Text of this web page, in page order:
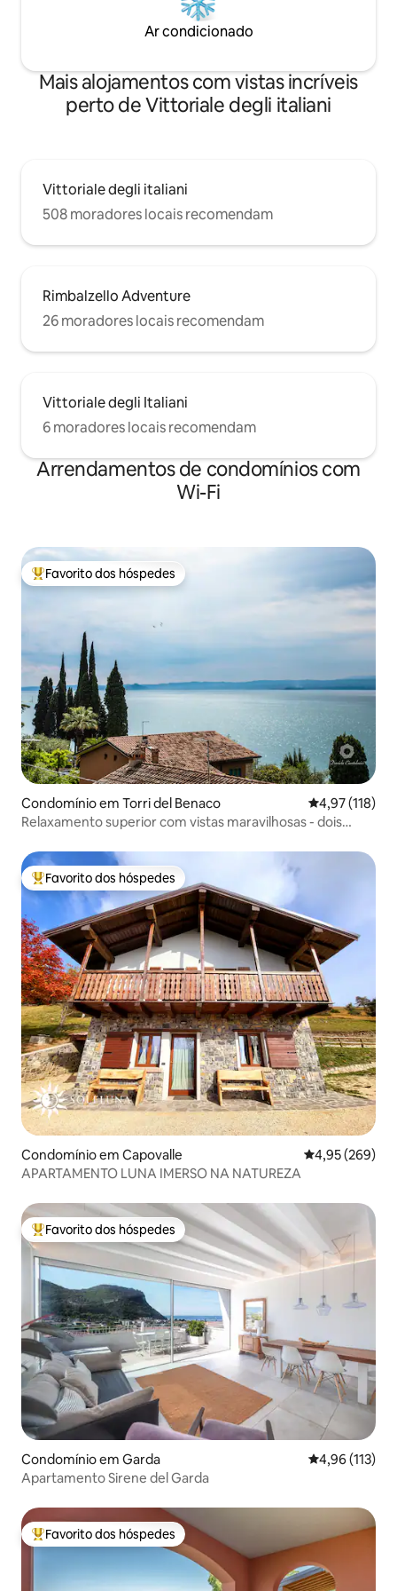
Ar condicionado
Mais alojamentos com vistas incríveis
perto de Vittoriale degli italiani
Vittoriale degli italiani
508 moradores locais recomendam
Rimbalzello Adventure
26 moradores locais recomendam
Vittoriale degli Italiani
6 moradores locais recomendam
Arrendamentos de condomínios com
Wi-Fi
Favoritos dos hóspedes mais apreciados
Favorito dos hóspedes
Condomínio em Torri del Benaco Classificação
4,97 (118)
Relaxamento superior com vistas maravilhosas - dois
Favoritos dos hóspedes mais apreciados
Favorito dos hóspedes
Condomínio em Capovalle Classificação
4,95 (269)
APARTAMENTO LUNA IMERSO NA NATUREZA
Favoritos dos hóspedes mais apreciados
Favorito dos hóspedes
Condomínio em Garda Classificação
4,96 (113)
Apartamento Sirene del Garda
Favoritos dos hóspedes mais apreciados
Favorito dos hóspedes